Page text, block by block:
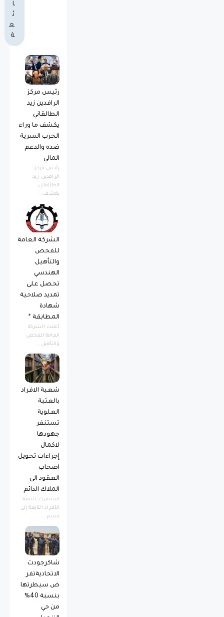
ا
ئ
ع
ة
رئيس مركز
الرافدين زيد
الطالقاني
يكشف ما وراء
الحرب السرية
ضده والدعم
المالي
رئيس مركز
الرافدين زيد
الطالقاني
يكشف...
الشركة العامة
للفحص
والتأهيل
الهندسي
تحصل على
تمديد صلاحية
شهادة
المطابقة *
أعلنت الشركة
العامة للفحص
والتأهيل...
شعبة الافراد
بالعتبة
العلوية
تستنفر
جهودها
لاكمال
إجراءات تحويل
اصحاب
العقود الى
الملاك الدائم
استنفرت شعبة
الأفراد التابعة إلى
قسم...
شاكرجودت
الاتحاديةتفر
ض سيطرتها
بنسبة 40%
من حي